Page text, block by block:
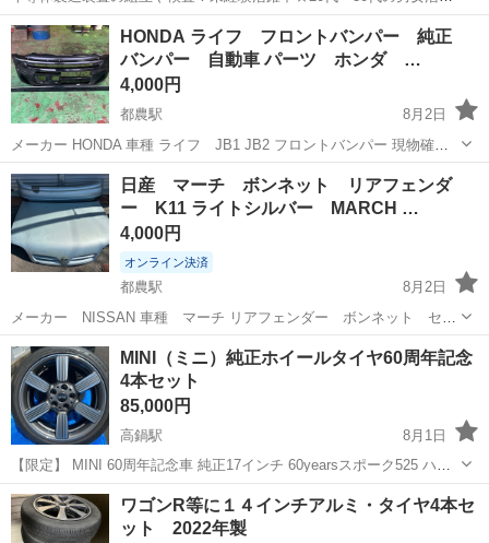
中★ワンルーム寮完備！赴任旅費会社負担！マイカー通勤OK！無料駐
車場あり！正社員登用あり！《熊本県菊池郡大津町》 人気の工場のお
仕事 ◇半導体製造装置の組立...
熊本 その他
HONDA ライフ フロントバンパー 純正
バンパー 自動車 パーツ ホンダ …
4,000円
都農駅
8月2日
メーカー HONDA 車種 ライフ JB1 JB2 フロントバンパー 現物確認
OK 基本お引取りのみ 中古品ですのでノークレームノーリターンにて
お願い致します。
宮崎 児湯郡 都農駅 外装、車外用品 バンパー
日産 マーチ ボンネット リアフェンダ
ー K11 ライトシルバー MARCH …
4,000円
オンライン決済
都農駅
8月2日
メーカー NISSAN 車種 マーチ リアフェンダー ボンネット セッ
ト 現物確認OK 基本お引取りのみ 現地払いになります 中古品ですので
ノークレームノーリターンにてお願い致します。
宮崎 児湯郡 外装、車外用品 ボンネット
MINI（ミニ）純正ホイールタイヤ60周年記念
4本セット
85,000円
高鍋駅
8月1日
【限定】 MINI 60周年記念車 純正17インチ 60yearsスポーク525 ハン
コック 205/45R17 4本セット F55 F56 F57 【本文】 MINI（ミニ）生誕
60周年記念の特別仕様車にのみ採用された...
宮崎 児湯郡 高鍋駅 タイヤ、ホイール
ワゴンR等に１４インチアルミ・タイヤ4本セ
ット 2022年製